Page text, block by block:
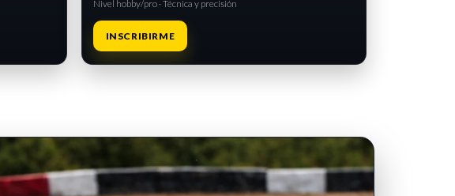
Nivel hobby/pro · Técnica y precisión
INSCRIBIRME